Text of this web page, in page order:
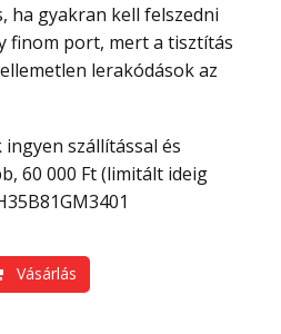
finom port, mert a tisztítás
lerakódások az
60 000 Ft (limitált ideig
Vásárlás